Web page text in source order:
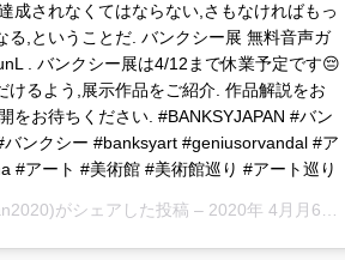
成されなくてはならない,さもなければもっ
る,ということだ. バンクシー展 無料音声ガ
. バンクシー展は4/12まで休業予定です😔
けるよう,展示作品をご紹介. 作品解説をお
をお待ちください. #BANKSYJAPAN #バン
ンクシー #banksyart #geniusorvandal #ア
#アート #美術館 #美術館巡り #アート巡り
がシェアした投稿 – 2020年 4月月6日午前4時30分PDT